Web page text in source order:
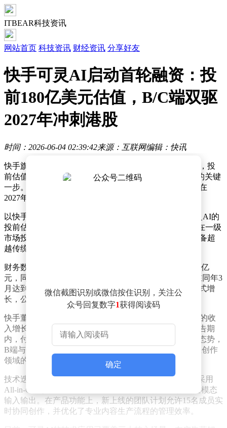
ITBEAR科技资讯
网站首页 科技资讯 财经资讯 分享好友
快手可灵AI启动首轮融资：投
前180亿美元估值，B/C端双驱
2027年冲刺港股
时间：2026-06-04 02:39:42来源：互联网编辑：快讯
快手旗下视频生成业务可灵AI正迎来分拆后的首轮融资，投
前估值高达180亿美元，此轮融资被视为其Pre-IPO阶段的关键
一步。据内部消息透露，可灵AI正按计划推进，目标是在
2027年初向港交所递交上市申请。
以快手最新收盘价计算，其市值约为274亿美元，而可灵AI的
投前估值已占到母公司市值的66%。这一比例反映出，在一级
市场投资者眼中，这家AI视频生成领域的独角兽企业具备超
越传统短视频平台的增长潜力。
财务数据显示，可灵AI在2026年第一季度实现收入超6.5亿
元，同比增幅超过300%。其年化收入运行率（ARR）在同年3
月达到近5亿美元，较去年同期增长4倍。基于业务爆发式增
长，公司已将全年ARR预期从3亿美元上调至5亿美元。
快手董事长兼CEO程一笑在业绩说明会上指出，可灵AI的收
入增长由B端企业API调用和C端用户订阅共同驱动。报告期
内，付费用户数量和单用户月均消费额均呈现快速增长态势，
B端与C端用户留存率保持健康水平，凸显出产品在专业创作
领域的强粘性。
技术迭代方面，可灵AI于2026年2月推出3.0系列模型，采用
All-in-One架构设计，支持文本、图像、音频和视频的全模态
输入输出。在产品功能上，新上线的团队计划允许15名成员实
时协同创作，并优化了专业内容生产流程的管理效率。
微信截图识别或微信按住识别，关注公
众号回复数字1获得阅读码
确定